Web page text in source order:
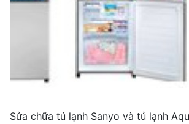
Sửa chữa tủ lạnh Sanyo và tủ lạnh